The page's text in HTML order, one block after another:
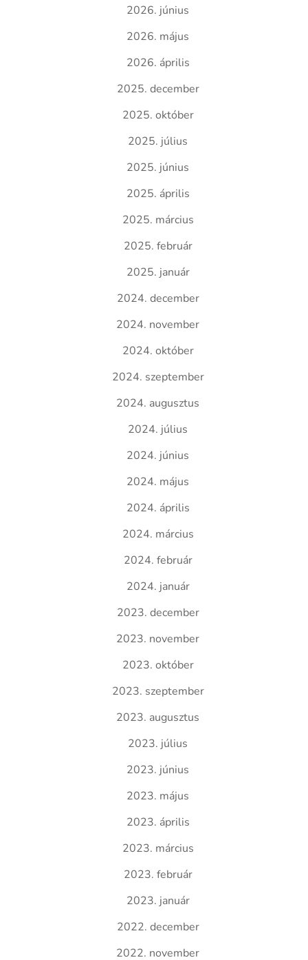
2026. június
2026. május
2026. április
2025. december
2025. október
2025. július
2025. június
2025. április
2025. március
2025. február
2025. január
2024. december
2024. november
2024. október
2024. szeptember
2024. augusztus
2024. július
2024. június
2024. május
2024. április
2024. március
2024. február
2024. január
2023. december
2023. november
2023. október
2023. szeptember
2023. augusztus
2023. július
2023. június
2023. május
2023. április
2023. március
2023. február
2023. január
2022. december
2022. november